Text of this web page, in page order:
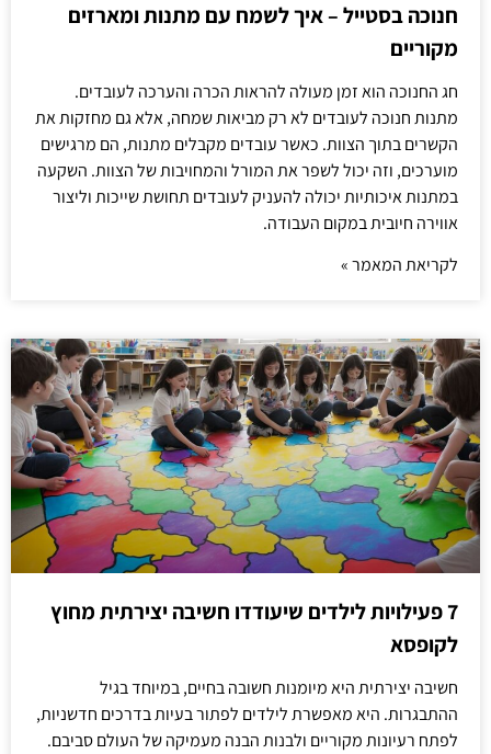
חנוכה בסטייל – איך לשמח עם מתנות ומארזים
מקוריים
חג החנוכה הוא זמן מעולה להראות הכרה והערכה לעובדים.
מתנות חנוכה לעובדים לא רק מביאות שמחה, אלא גם מחזקות את
הקשרים בתוך הצוות. כאשר עובדים מקבלים מתנות, הם מרגישים
מוערכים, וזה יכול לשפר את המורל והמחויבות של הצוות. השקעה
במתנות איכותיות יכולה להעניק לעובדים תחושת שייכות וליצור
אווירה חיובית במקום העבודה.
לקריאת המאמר »
7 פעילויות לילדים שיעודדו חשיבה יצירתית מחוץ
לקופסא
חשיבה יצירתית היא מיומנות חשובה בחיים, במיוחד בגיל
ההתבגרות. היא מאפשרת לילדים לפתור בעיות בדרכים חדשניות,
לפתח רעיונות מקוריים ולבנות הבנה מעמיקה של העולם סביבם.